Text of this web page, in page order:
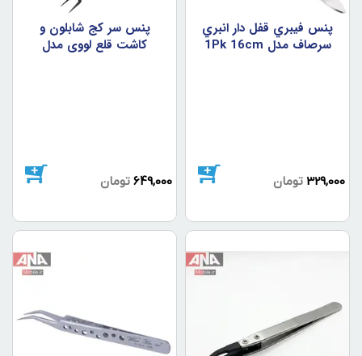
پنس فيبري قفل دار انبري
سرصاف مدل 1Pk 16cm
329,000 تومان
پنس سر کج شابلون و
کاشت قلع لووي مدل
649,000 تومان